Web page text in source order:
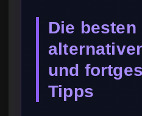
Die besten
und
Tipps